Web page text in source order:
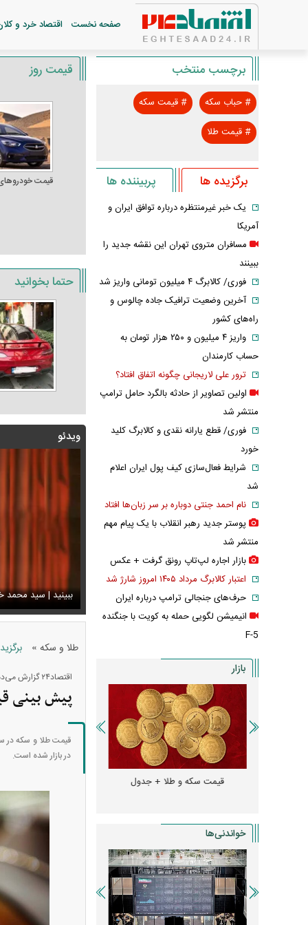
صفحه نخست اقتصاد خرد و
قیمت روز
قیمت
حتما بخوانید
ویدئو
جدید متروی تهران شما را به تمام جاهای دیدنی شهر
ببینید | سید محمد تاریخی ثریا اسفندیاری در کاخ گلستان ۷۵ سال پیش سانسور عجیب
طلا و سکه»
اقتصاد۲۴ گزارش می‌دهد؛
پیش بینی قیمت طلا و سکه
قیمت طلا و سکه در
در بازار شده است.
برچسب منتخب
#حباب سکه #قیمت سکه
#قیمت طلا
برگزیده ها پربیننده ها
یک خبر غیرمنتظره درباره توافق ایران و
آمریکا
مسافران متروی تهران این نقشه جدید را
ببینند
فوری/ کالابرگ ۴ میلیون تومانی واریز شد
آخرین وضعیت ترافیک جاده چالوس و
راه‌های کشور
واریز ۴ میلیون و ۲۵۰ هزار تومان به
حساب کارمندان
ترور علی لاریجانی چگونه اتفاق افتاد؟
اولین تصاویر از حادثه بالگرد حامل ترامپ
منتشر شد
فوری/ قطع یارانه نقدی و کالابرگ کلید
خورد
شرایط فعال‌سازی کیف پول ایران اعلام
شد
نام احمد جنتی دوباره بر سر زبان‌ها افتاد
پوستر جدید رهبر انقلاب با یک پیام مهم
منتشر شد
بازار اجاره لپ‌تاپ رونق گرفت + عکس
اعتبار کالابرگ مرداد ۱۴۰۵ امروز شارژ شد
حرف‌های جنجالی ترامپ درباره ایران
انیمیشن لگویی حمله به کویت با جنگنده
F-5
بازار
قیمت سکه و طلا + جدول
خواندنی‌ها